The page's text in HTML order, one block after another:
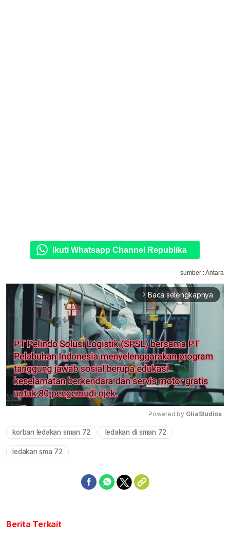
Ikuti Whatsapp Channel Republika
sumber : Antara
arrow_forward_ios Baca selengkapnya
Powered by GliaStudios
korban ledakan sman 72 ledakan di sman 72
ledakan sma 72
Berita Terkait